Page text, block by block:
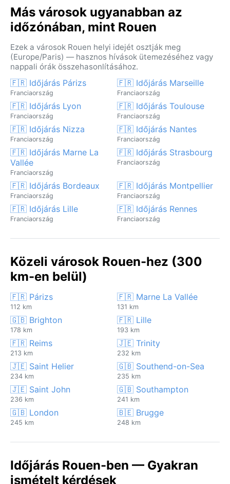
Más városok ugyanabban az
időzónában, mint Rouen
Ezek a városok Rouen helyi idejét osztják meg
(Europe/Paris) — hasznos hívások ütemezéséhez vagy
nappali órák összehasonlításához.
🇫🇷 Időjárás Párizs
Franciaország
🇫🇷 Időjárás Marseille
Franciaország
🇫🇷 Időjárás Lyon
Franciaország
🇫🇷 Időjárás Toulouse
Franciaország
🇫🇷 Időjárás Nizza
Franciaország
🇫🇷 Időjárás Nantes
Franciaország
🇫🇷 Időjárás Marne La
Vallée
Franciaország
🇫🇷 Időjárás Strasbourg
Franciaország
🇫🇷 Időjárás Bordeaux
Franciaország
🇫🇷 Időjárás Montpellier
Franciaország
🇫🇷 Időjárás Lille
Franciaország
🇫🇷 Időjárás Rennes
Franciaország
Közeli városok Rouen-hez (300
km-en belül)
🇫🇷 Párizs
112 km
🇫🇷 Marne La Vallée
131 km
🇬🇧 Brighton
178 km
🇫🇷 Lille
193 km
🇫🇷 Reims
213 km
🇯🇪 Trinity
232 km
🇯🇪 Saint Helier
234 km
🇬🇧 Southend-on-Sea
235 km
🇯🇪 Saint John
236 km
🇬🇧 Southampton
241 km
🇬🇧 London
245 km
🇧🇪 Brugge
248 km
Időjárás Rouen-ben — Gyakran
ismételt kérdések